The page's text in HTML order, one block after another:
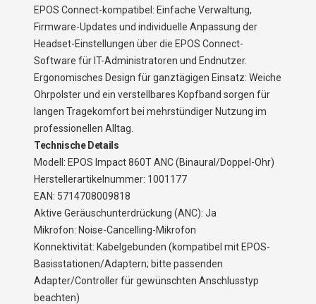
EPOS Connect-kompatibel: Einfache Verwaltung,
Firmware-Updates und individuelle Anpassung der
Headset-Einstellungen über die EPOS Connect-
Software für IT-Administratoren und Endnutzer.
Ergonomisches Design für ganztägigen Einsatz: Weiche
Ohrpolster und ein verstellbares Kopfband sorgen für
langen Tragekomfort bei mehrstündiger Nutzung im
professionellen Alltag.
Technische Details
Modell: EPOS Impact 860T ANC (Binaural/Doppel-Ohr)
Herstellerartikelnummer: 1001177
EAN: 5714708009818
Aktive Geräuschunterdrückung (ANC): Ja
Mikrofon: Noise-Cancelling-Mikrofon
Konnektivität: Kabelgebunden (kompatibel mit EPOS-
Basisstationen/Adaptern; bitte passenden
Adapter/Controller für gewünschten Anschlusstyp
beachten)